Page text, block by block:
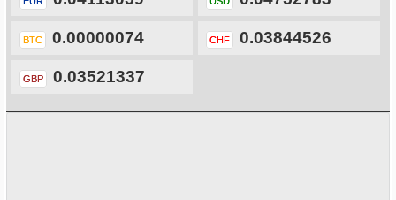
BTC 0.00000074 CHF 0.03844526
GBP 0.03521337